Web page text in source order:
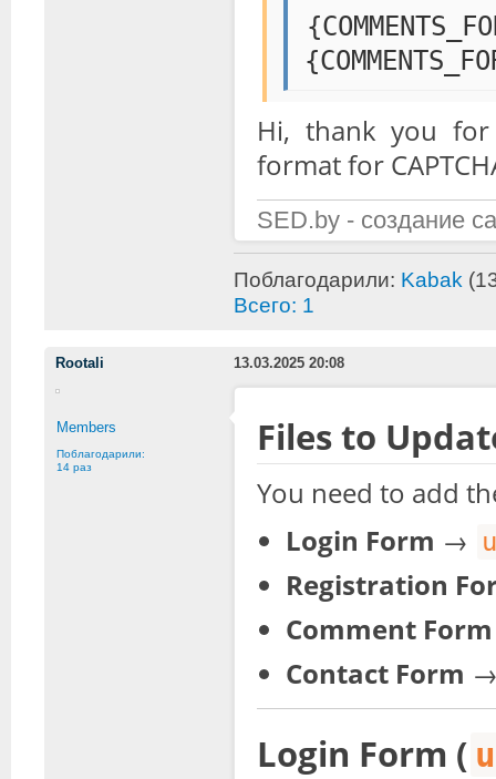
Hi, thank you for
format for
SED.by - создание
Поблагодарили: Kabak
Всего: 1
Rootali 13.03.2025 20:08
Members
Поблагодарили:
14 раз
Files to
You need to add
Login Form →
Registration
Comment Form
Contact Form
Login Form (